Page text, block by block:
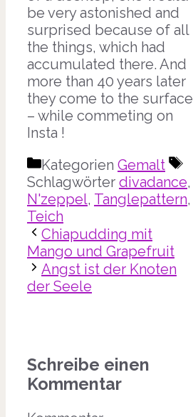
be very astonished and
surprised because of all
the things, which had
accumulated there. And
more than 40 years later
they come to the surface
– while commeting on
Insta !
Kategorien Gemalt
Schlagwörter divadance,
N'zeppel, Tanglepattern,
Teich
Chiapudding mit
Mango und Grapefruit
Angst ist der Knoten
der Seele
Schreibe einen
Kommentar